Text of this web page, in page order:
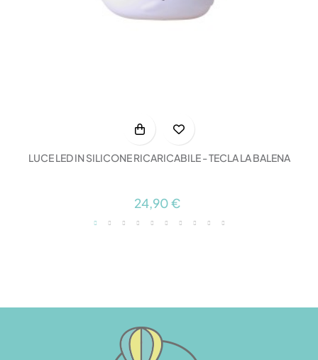
LUCE LED IN SILICONE RICARICABILE - TECLA LA BALENA
24,90 €